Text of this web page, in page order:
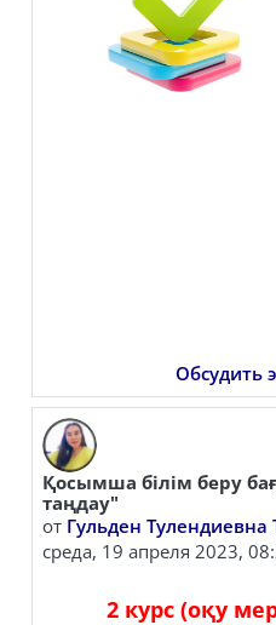
Обсудить
Қосымша білім беру
таңдау"
от Гульден
среда, 19 апреля 2023,
2 курс (оқу